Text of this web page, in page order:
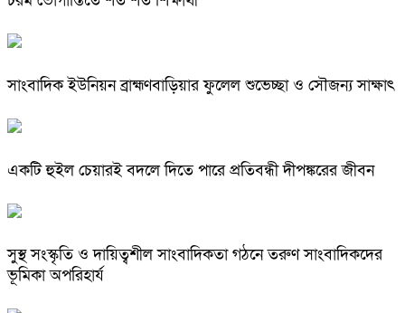
সাংবাদিক ইউনিয়ন ব্রাহ্মণবাড়িয়ার ফুলেল শুভেচ্ছা ও সৌজন্য সাক্ষাৎ
একটি হুইল চেয়ারই বদলে দিতে পারে প্রতিবন্ধী দীপঙ্করের জীবন
সুস্থ সংস্কৃতি ও দায়িত্বশীল সাংবাদিকতা গঠনে তরুণ সাংবাদিকদের
ভূমিকা অপরিহার্য